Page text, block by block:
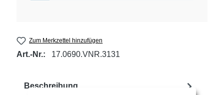
Zum Merkzettel hinzufügen
Art.-Nr.: 17.0690.VNR.3131
Beschreibung